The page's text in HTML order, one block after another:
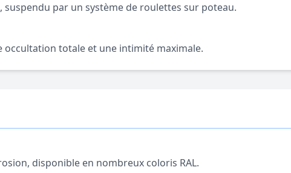
suspendu par un système de roulettes sur poteau.
totale et une intimité maximale.
disponible en nombreux coloris RAL.